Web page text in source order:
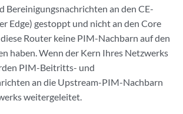
an den CE-
Edge) gestoppt und nicht an den Core
Router keine PIM-Nachbarn auf den
haben. Wenn der Kern Ihres Netzwerks
PIM-Beitritts- und
an die Upstream-PIM-Nachbarn
weitergeleitet.